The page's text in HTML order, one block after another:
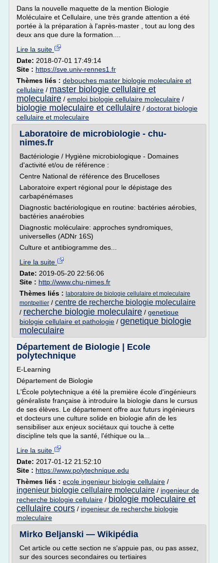
Dans la nouvelle maquette de la mention Biologie
Moléculaire et Cellulaire, une très grande attention a été
portée à la préparation à l'après-master , tout au long des
deux ans que dure la formation....
Lire la suite
Date: 2018-07-01 17:49:14
Site : https://sve.univ-rennes1.fr
Thèmes liés : debouches master biologie moleculaire et
cellulaire / master biologie cellulaire et
moleculaire / emploi biologie cellulaire moleculaire /
biologie moleculaire et cellulaire / doctorat biologie
cellulaire et moleculaire
Laboratoire de microbiologie - chu-
nimes.fr
Bactériologie / Hygiène microbiologique - Domaines
d'activité et/ou de référence :
Centre National de référence des Brucelloses
Laboratoire expert régional pour le dépistage des
carbapénémases
Diagnostic bactériologique en routine: bactéries aérobies,
bactéries anaérobies
Diagnostic moléculaire: approches syndromiques,
universelles (ADNr 16S)
Culture et antibiogramme des...
Lire la suite
Date: 2019-05-20 22:56:06
Site : http://www.chu-nimes.fr
Thèmes liés : laboratoire de biologie cellulaire et moleculaire
montpellier / centre de recherche biologie moleculaire
/ recherche biologie moleculaire / genetique
biologie cellulaire et pathologie / genetique biologie
moleculaire
Département de Biologie | Ecole
polytechnique
E-Learning
Département de Biologie
L'École polytechnique a été la première école d'ingénieurs
généraliste française à introduire la biologie dans le cursus
de ses élèves. Le département offre aux futurs ingénieurs
et docteurs une culture solide en biologie afin de les
sensibiliser aux enjeux sociétaux qui touche à cette
discipline tels que la santé, l'éthique ou la...
Lire la suite
Date: 2017-01-12 21:52:10
Site : https://www.polytechnique.edu
Thèmes liés : ecole ingenieur biologie cellulaire /
ingenieur biologie cellulaire moleculaire / ingenieur de
recherche biologie cellulaire / biologie moleculaire et
cellulaire cours / ingenieur de recherche biologie
moleculaire
Mirko Beljanski — Wikipédia
Cet article ou cette section ne s'appuie pas, ou pas assez,
sur des sources secondaires ou tertiaires